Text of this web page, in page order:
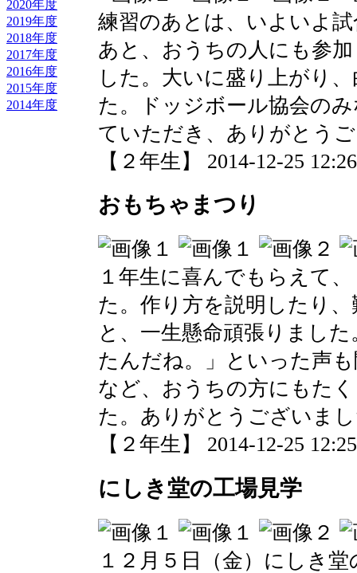
2020年度
2019年度
2018年度
2017年度
2016年度
2015年度
2014年度
練習のあとは、いよいよ
あと、おうちの人にも参
した。大いに盛り上がり
た。ドッジボール協会の
ていただき、ありがとう
【２年生】 2014-12-25
おもちゃまつり
１年生に喜んでもらえて
た。作り方を説明したり
と、一生懸命頑張りまし
たんだね。」といった声
など、おうちの方にもた
た。ありがとうございま
【２年生】 2014-12-25
にしき堂の工場見学
１２月５日（金）にしき